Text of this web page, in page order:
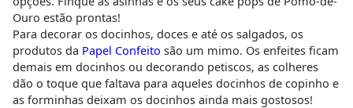
Ouro estão prontas!
Para decorar os docinhos, doces e até os salgados, os
produtos da Papel Confeito são um mimo. Os enfeites ficam
demais em docinhos ou decorando petiscos, as colheres
dão o toque que faltava para aqueles docinhos de copinho e
as forminhas deixam os docinhos ainda mais gostosos!